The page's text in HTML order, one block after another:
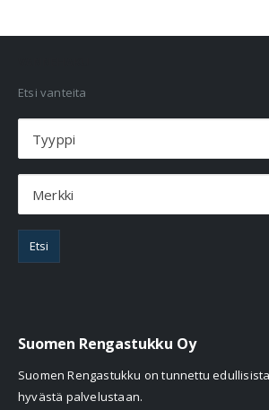
Etsi vanteita
Tyyppi
Merkki
Etsi
Suomen Rengastukku Oy
Suomen Rengastukku on tunnettu
hyvästä palvelustaan.